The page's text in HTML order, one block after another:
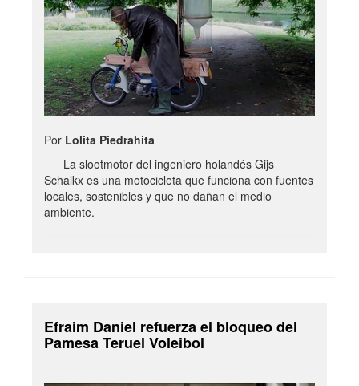
Por Lolita Piedrahita
La slootmotor del ingeniero holandés Gijs
Schalkx es una motocicleta que funciona con fuentes
locales, sostenibles y que no dañan el medio
ambiente.
Efraim Daniel refuerza el bloqueo del
Pamesa Teruel Voleibol